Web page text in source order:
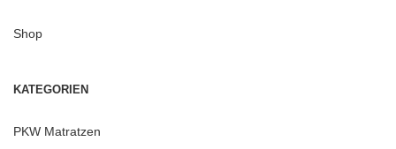
Shop
KATEGORIEN
PKW Matratzen